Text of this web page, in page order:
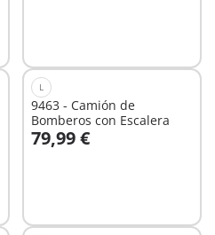
L
9463 - Camión de
Bomberos con Escalera
79,99 €
A la cesta